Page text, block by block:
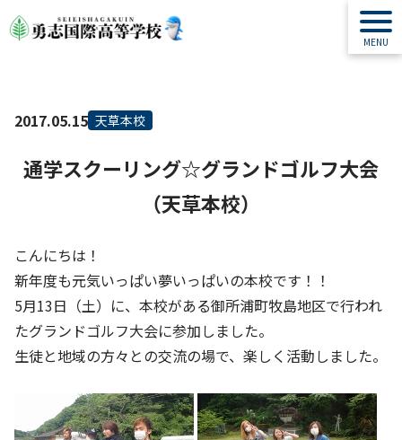
2017.05.15 天草本校
通学スクーリング☆グランドゴルフ大会
（天草本校）
こんにちは！
新年度も元気いっぱい夢いっぱいの本校です！！
5月13日（土）に、本校がある御所浦町牧島地区で行われ
たグランドゴルフ大会に参加しました。
生徒と地域の方々との交流の場で、楽しく活動しました。